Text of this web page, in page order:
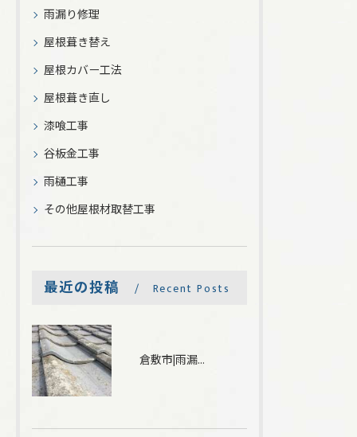
雨漏り修理
屋根葺き替え
屋根カバー工法
屋根葺き直し
漆喰工事
谷板金工事
雨樋工事
その他屋根材取替工事
最近の投稿 Recent Posts
倉敷市|雨漏りしている箇所を下地補強し瓦を葺き直しました